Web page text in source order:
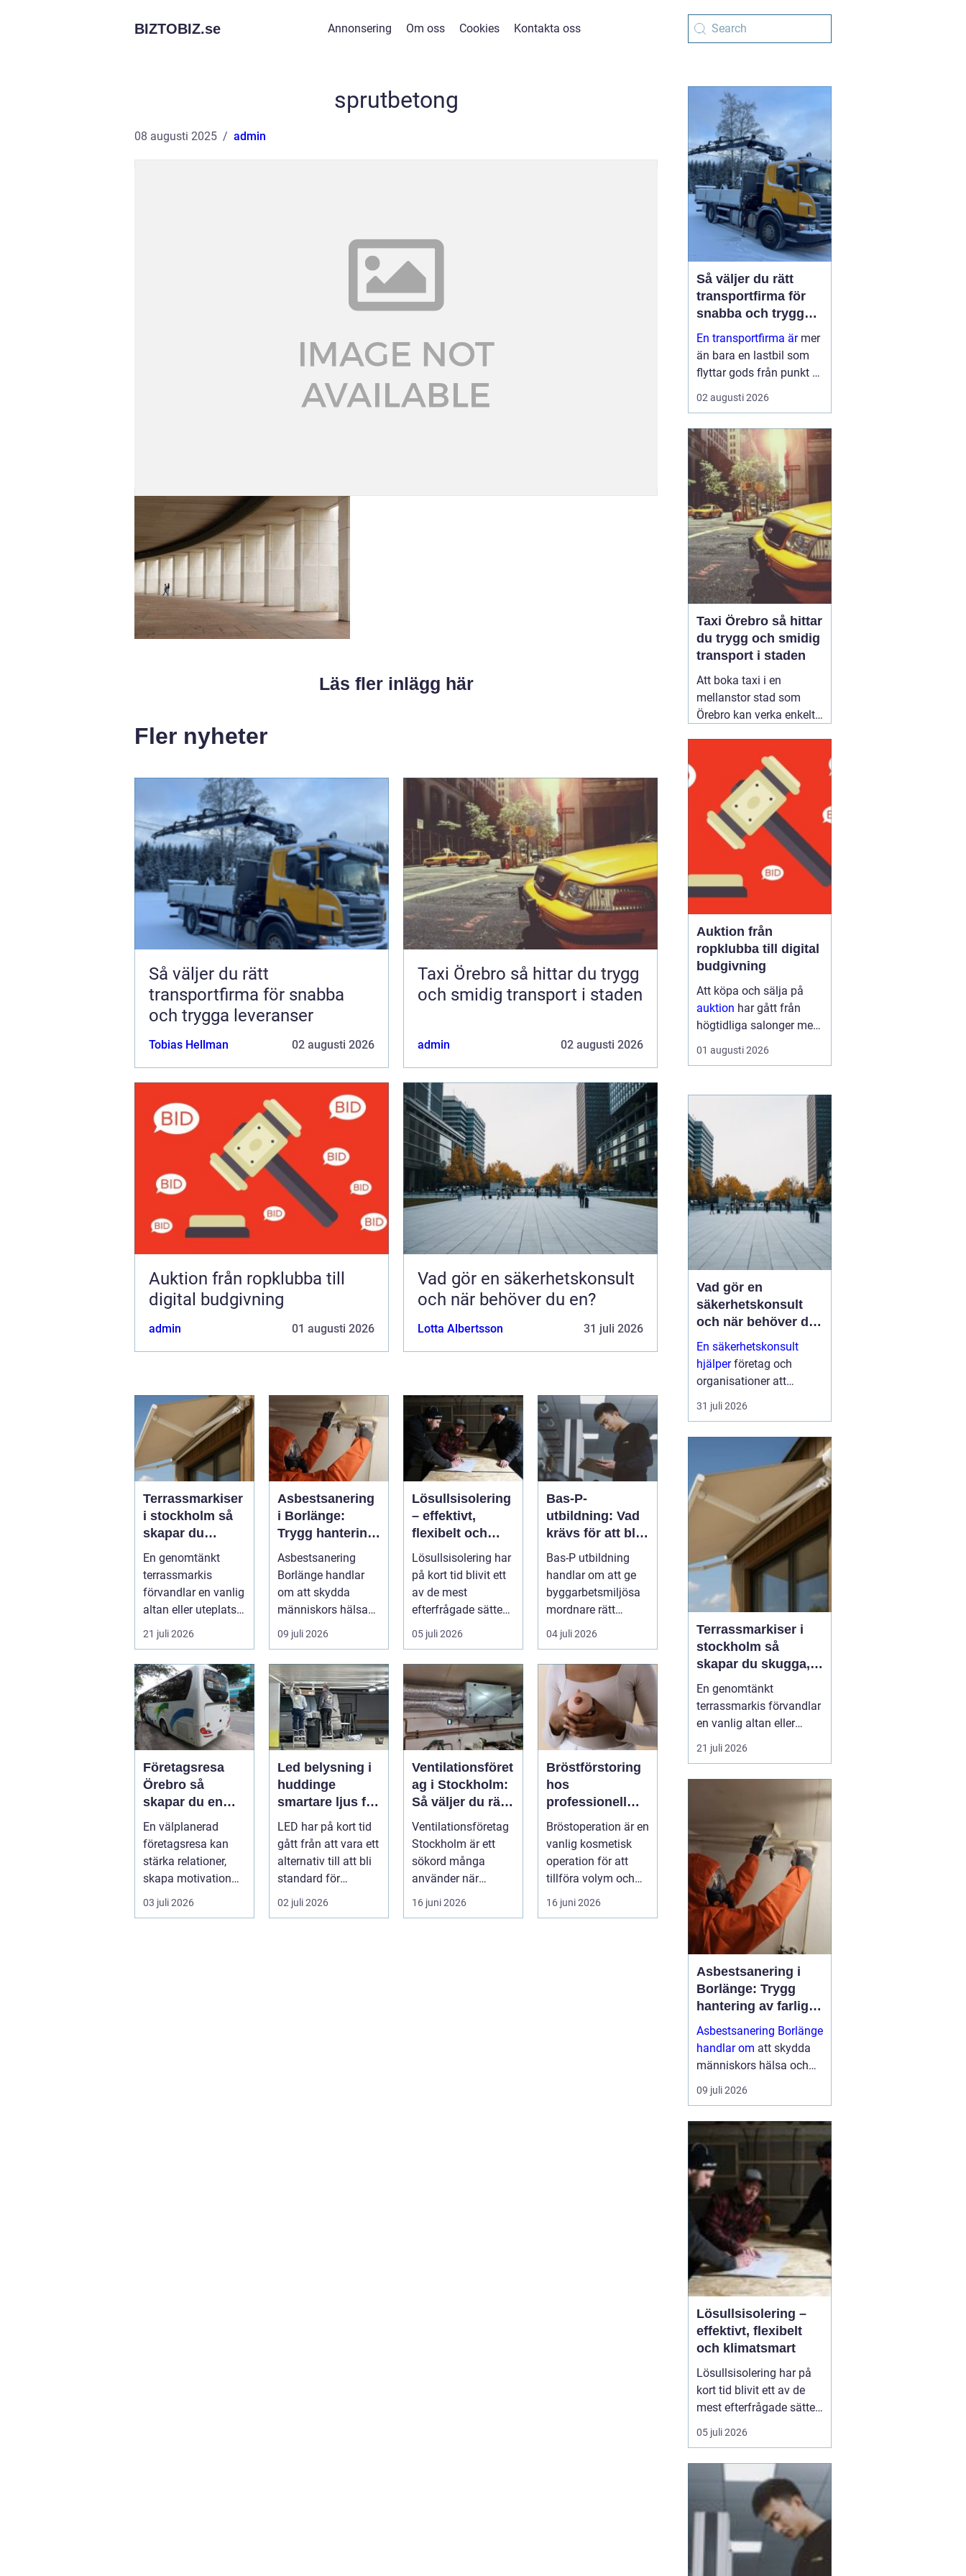
BIZTOBIZ.se Annonsering Om oss Cookies Kontakta oss
sprutbetong
08 augusti 2025 admin
Läs fler inlägg här
Fler nyheter
Så väljer du rätt
transportfirma för snabba
och trygga leveranser
Tobias Hellman 02 augusti 2026
Taxi Örebro så hittar du trygg
och smidig transport i staden
admin 02 augusti 2026
Auktion från ropklubba till
digital budgivning
admin 01 augusti 2026
Vad gör en säkerhetskonsult
och när behöver du en?
Lotta Albertsson 31 juli 2026
Terrassmarkiser
i stockholm så
skapar du
skugga, stil och
komfort på
uteplatsen
En genomtänkt
terrassmarkis
förvandlar en vanlig
altan eller uteplats
till ett extra rum
under somma...
21 juli 2026
Asbestsanering
i Borlänge:
Trygg hantering
av farliga fibrer
Asbestsanering
Borlänge handlar
om att skydda
människors hälsa
och skapa säkra
m...
09 juli 2026
Lösullsisolering
– effektivt,
flexibelt och
klimatsmart
Lösullsisolering har
på kort tid blivit ett
av de mest
efterfrågade sätten
att...
05 juli 2026
Bas-P-
utbildning: Vad
krävs för att bli
byggarbetsmiljö
samordnare?
Bas-P utbildning
handlar om att ge
byggarbetsmiljösa
mordnare rätt
kunskap för att
pla...
04 juli 2026
Företagsresa
Örebro så
skapar du en
smidig och
minnesvärd resa
för hela teamet
En välplanerad
företagsresa kan
stärka relationer,
skapa motivation
och ge ny energi till
både chefe...
03 juli 2026
Led belysning i
huddinge
smartare ljus för
företag och
fastigheter
LED har på kort tid
gått från att vara ett
alternativ till att bli
standard för
modern belysning.
Fö...
02 juli 2026
Ventilationsföret
ag i Stockholm:
Så väljer du rätt
partner för frisk
luft inomhus
Ventilationsföretag
Stockholm är ett
sökord många
använder när
inomhu...
16 juni 2026
Bröstförstoring
hos
professionell
klinik i
Stockholm
Bröstoperation är en
vanlig kosmetisk
operation för att
tillföra volym och
skapa...
16 juni 2026
Så väljer du rätt
transportfirma för
snabba och trygga
leveranser
En transportfirma ärmer
än bara en lastbil som
flyttar gods från punkt A
till punkt B. För många
företag är den en
verksamheten ett nav
som påverkar
kundnöjdhet, lönsamhet
och miljöpåverkan. ...
02 augusti 2026
Taxi Örebro så hittar
du trygg och smidig
transport i staden
Att boka taxi i en
mellanstor stad som
Örebro kan verka enkelt.
och slippa fundera över
priset i efterhand. Därför
blir valet av bolag
viktigare än man först
tror. Den som jämför
alternativ för
02 augusti
2026
Auktion från
ropklubba till digital
budgivning
Att köpa och sälja på
auktion har gått från
högtidliga salonger med
ropande utropare till
snabba klick på mobilen
har förändrats, men
kärnan är densamma:
mötet mellan säljare
som vill få u...
01 augusti 2026
Vad gör en
säkerhetskonsult
och när behöver du
en?
En säkerhetskonsult
hjälperföretag och
organisationer att
förebygga inbrott,
sabotage och andra
och verksamheter. Fokus
ligger på fysisk säkerhet:
väggar, dörrar, glas, p...
31 juli 2026
Terrassmarkiser i
stockholm så
skapar du skugga,
stil och komfort på
uteplatsen
En genomtänkt
terrassmarkis förvandlar
en vanlig altan eller
uteplats till ett extra rum
under sommarhalvåret. I
där solen kan steka hårt
ena dagen och vinden ta
i nästa, är rätt solskydd
avgörande för att
uteplatsen ska använd...
21 juli 2026
Asbestsanering i
Borlänge: Trygg
hantering av farliga
fibrer
Asbestsanering Borlänge
handlar om att skydda
människors hälsa och
skapa säkra miljöer i
bostäder, skolor,
Nä...
09 juli 2026
Lösullsisolering –
effektivt, flexibelt
och klimatsmart
Lösullsisolering har på
kort tid blivit ett av de
mest efterfrågade sätten
att isolera vindar, tak och
svåråtkomliga
bygger på att man blåser
in isolerande material
ofta cellulosa, tr&au...
05 juli 2026